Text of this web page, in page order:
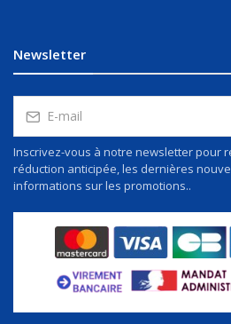
Newsletter
Inscrivez-vous à notre newsletter pour
réduction anticipée, les dernières
informations sur les promotions..